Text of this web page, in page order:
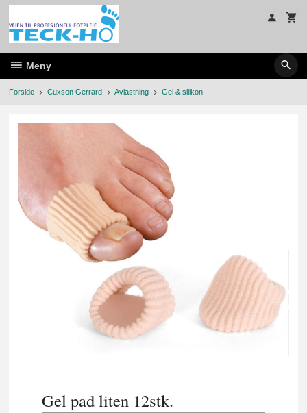
Gå
innholdet
Meny
Forside Cuxson Gerrard Avlastning Gel & silikon
Gel pad liten 12stk.